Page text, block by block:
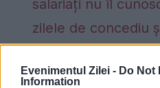
Evenimentul Zilei - Do Not
Information
salariați nu îl
zilele de concediu